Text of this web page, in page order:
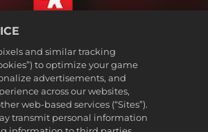
Informação jurídica
Política de Privacidade
Política de Cookies
Apoio ao cliente
vender as minhas informações pessoais
and similar tracking
to optimize your game
advertisements, and
across our websites,
web-based services (“Sites”).
transmit personal information